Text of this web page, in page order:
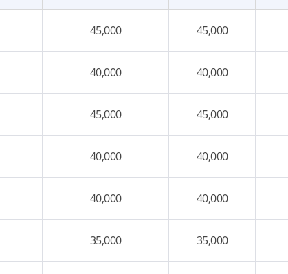
45,000 45,000
40,000 40,000
45,000 45,000
40,000 40,000
40,000 40,000
35,000 35,000